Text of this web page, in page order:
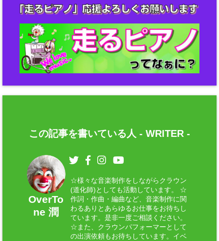
この記事を書いている人 - WRITER -
OverTo
ne 潤
☆様々な音楽制作をしながらクラウン
(道化師)としても活動しています。 ☆
作詞・作曲・編曲など、音楽制作に関
わるありとあらゆるお仕事をお待ちし
ています。是非一度ご相談ください。
☆また、クラウンパフォーマーとして
の出演依頼もお待ちしています。イベ